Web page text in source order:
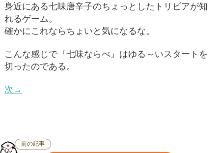
身近にある七味唐辛子のちょっとしたトリビアが知
れるゲーム。
確かにこれならちょいと気になるな。
こんな感じで『七味ならべ』はゆる～いスタートを
切ったのである。
次→
前の記事